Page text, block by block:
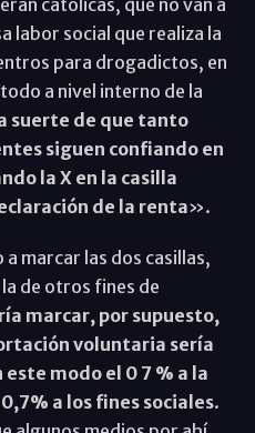
labor social que realiza la
para drogadictos, en
a nivel interno de la
suerte de que tanto
siguen confiando en
la X en la casilla
de la renta».
marcar las dos casillas,
de otros fines de
marcar, por supuesto,
voluntaria sería
modo el 0 7 % a la
a los fines sociales.